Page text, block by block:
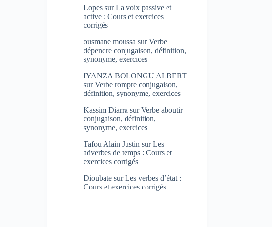
Lopes surLa voix passive et
active : Cours et exercices
corrigés
ousmane moussa surVerbe
dépendre conjugaison, définition,
synonyme, exercices
IYANZA BOLONGU ALBERT
surVerbe rompre conjugaison,
définition, synonyme, exercices
Kassim Diarra surVerbe aboutir
conjugaison, définition,
synonyme, exercices
Tafou Alain Justin surLes
adverbes de temps : Cours et
exercices corrigés
Dioubate surLes verbes d’état :
Cours et exercices corrigés